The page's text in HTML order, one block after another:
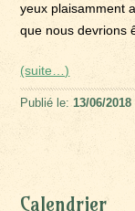
yeux plaisamment
que nous devrions
(suite…)
Publié le:13/06/2018
Calendrier